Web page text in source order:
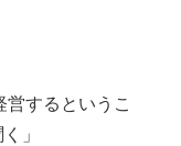
営するというこ
」